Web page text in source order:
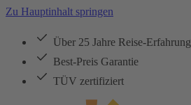
Zu Hauptinhalt springen
Über 25 Jahre Reise-Erfahrung
Best-Preis Garantie
TÜV zertifiziert